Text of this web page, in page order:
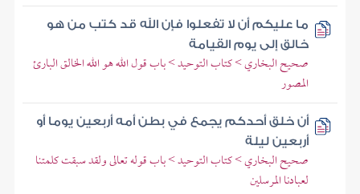
ما عليكم أن لا تفعلوا فإن الله قد كتب من هو
خالق إلى يوم القيامة
صحيح البخاري > كتاب التوحيد > باب قول الله هو الله الخالق البارئ
المصور
أن خلق أحدكم يجمع في بطن أمه أربعين يوما أو
أربعين ليلة
صحيح البخاري > كتاب التوحيد > باب قوله تعالى ولقد سبقت كلمتنا
لعبادنا المرسلين